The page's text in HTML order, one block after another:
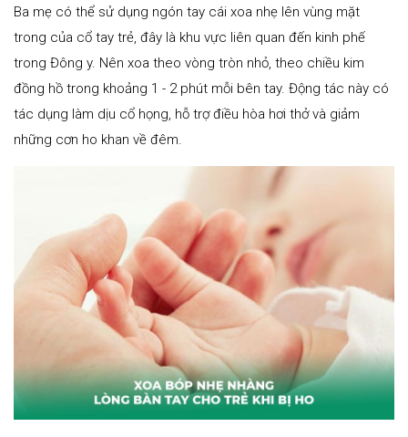
Ba mẹ có thể sử dụng ngón tay cái xoa nhẹ lên vùng mặt
trong của cổ tay trẻ, đây là khu vực liên quan đến kinh phế
trong Đông y. Nên xoa theo vòng tròn nhỏ, theo chiều kim
đồng hồ trong khoảng 1 - 2 phút mỗi bên tay. Động tác này có
tác dụng làm dịu cổ họng, hỗ trợ điều hòa hơi thở và giảm
những cơn ho khan về đêm.